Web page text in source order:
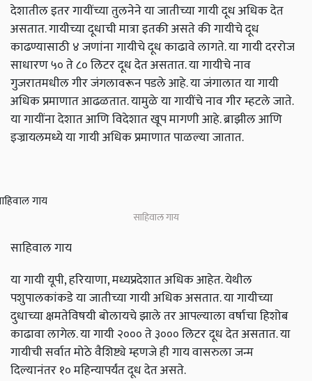
देशातील इतर गायींच्या तुलनेने या जातीच्या गायी दूध अधिक देत
असतात. गायीच्या दूधाची मात्रा इतकी असते की गायीचे दूध
काढण्यासाठी ४ जणांना गायीचे दूध काढावे लागते. या गायी दररोज
साधारण ५० ते ८० लिटर दूध देत असतात. या गायीचे नाव
गुजरातमधील गीर जंगलावरून पडले आहे. या जंगालात या गायी
अधिक प्रमाणात आढळतात. यामुळे या गायींचे नाव गीर म्हटले जाते.
या गायींना देशात आणि विदेशात खूप मागणी आहे. ब्राझील आणि
इज्रायलमध्ये या गायी अधिक प्रमाणात पाळल्या जातात.
साहिवाल गाय
साहिवाल गाय
या गायी यूपी, हरियाणा, मध्यप्रदेशात अधिक आहेत. येथील
पशुपालकांकडे या जातीच्या गायी अधिक असतात. या गायीच्या
दुधाच्या क्षमतेविषयी बोलायचे झाले तर आपल्याला वर्षाचा हिशोब
काढावा लागेल. या गायी २००० ते ३००० लिटर दूध देत असतात. या
गायीची सर्वात मोठे वैशिष्ट्ये म्हणजे ही गाय वासरुला जन्म
दिल्यानंतर १० महिन्यापर्यंत दूध देत असते.